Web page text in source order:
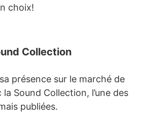
choix!
Collection
présence sur le marché de
la Sound Collection, l’une des
publiées.